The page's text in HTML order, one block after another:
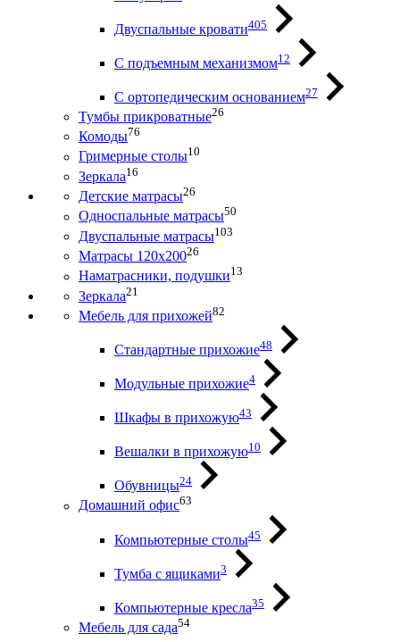
Двуспальные кровати405
С подъемным механизмом12
С ортопедическим основанием27
Тумбы прикроватные26
Комоды76
Гримерные столы10
Зеркала16
Детские матрасы26
Односпальные матрасы50
Двуспальные матрасы103
Матрасы 120х20026
Наматрасники, подушки13
Зеркала21
Мебель для прихожей82
Стандартные прихожие48
Модульные прихожие4
Шкафы в прихожую43
Вешалки в прихожую10
Обувницы24
Домашний офис63
Компьютерные столы45
Тумба с ящиками3
Компьютерные кресла35
Мебель для сада54